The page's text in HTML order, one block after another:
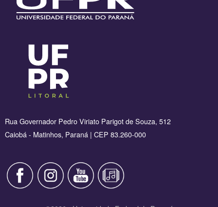
Rua Governador Pedro Viriato Parigot de Souza, 512
Caiobá - Matinhos, Paraná | CEP 83.260-000